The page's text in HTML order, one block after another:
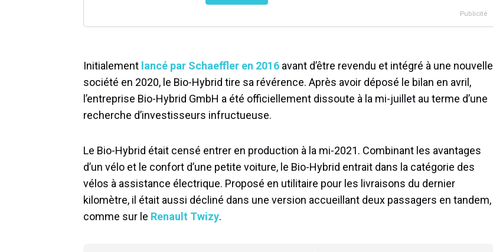
Initialement lancé par Schaeffler en 2016 avant d’être revendu et intégré à une nouvelle
société en 2020, le Bio-Hybrid tire sa révérence. Après avoir déposé le bilan en avril,
l’entreprise Bio-Hybrid GmbH a été officiellement dissoute à la mi-juillet au terme d’une
recherche d’investisseurs infructueuse.
Le Bio-Hybrid était censé entrer en production à la mi-2021. Combinant les avantages
d’un vélo et le confort d’une petite voiture, le Bio-Hybrid entrait dans la catégorie des
vélos à assistance électrique. Proposé en utilitaire pour les livraisons du dernier
kilomètre, il était aussi décliné dans une version accueillant deux passagers en tandem,
comme sur le Renault Twizy.